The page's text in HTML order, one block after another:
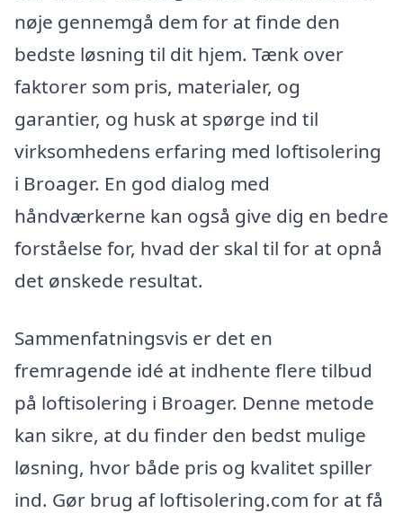
nøje gennemgå dem for at finde den
bedste løsning til dit hjem. Tænk over
faktorer som pris, materialer, og
garantier, og husk at spørge ind til
virksomhedens erfaring med loftisolering
i Broager. En god dialog med
håndværkerne kan også give dig en bedre
forståelse for, hvad der skal til for at opnå
det ønskede resultat.
Sammenfatningsvis er det en
fremragende idé at indhente flere tilbud
på loftisolering i Broager. Denne metode
kan sikre, at du finder den bedst mulige
løsning, hvor både pris og kvalitet spiller
ind. Gør brug af loftisolering.com for at få